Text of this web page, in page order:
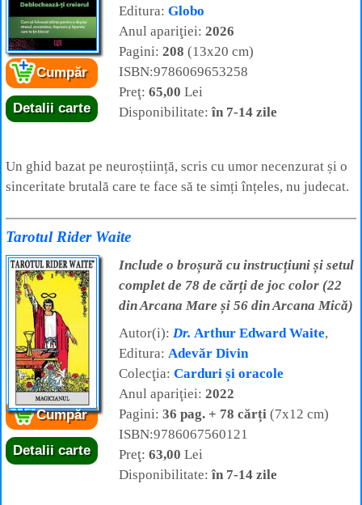
Cumpăr
Detalii carte
Editura: Globo
Anul apariţiei: 2026
Pagini: 208 (13x20 cm)
ISBN:9786069653258
Preţ: 65,00 Lei
Disponibilitate:în 7-14 zile
Un ghid bazat pe neuroștiință, scris cu umor necenzurat și o
sinceritate brutală care te face să te simți înțeles, nu judecat.
Tarotul Rider Waite
Cumpăr
Detalii carte
Include o broșură cu instrucțiuni și setul
complet de 78 de cărți de joc color (22
din Arcana Mare și 56 din Arcana Mică)
Autor(i): Dr. Arthur Edward Waite,
Editura: Adevăr Divin
Colecţia: Carduri și oracole
Anul apariţiei: 2022
Pagini: 36 pag. + 78 cărți (7x12 cm)
ISBN:9786067560121
Preţ: 63,00 Lei
Disponibilitate:în 7-14 zile